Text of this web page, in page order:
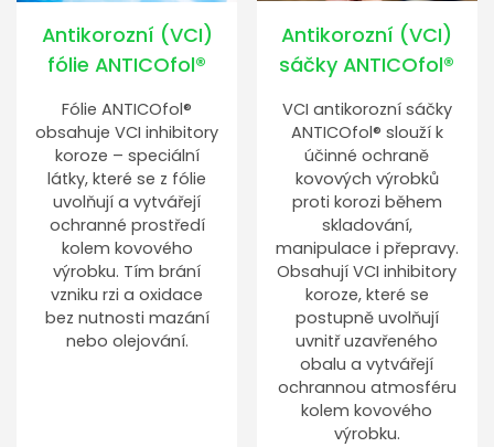
Antikorozní (VCI)
fólie ANTICOfol®
Fólie ANTICOfol®
obsahuje VCI inhibitory
koroze – speciální
látky, které se z fólie
uvolňují a vytvářejí
ochranné prostředí
kolem kovového
výrobku. Tím brání
vzniku rzi a oxidace
bez nutnosti mazání
nebo olejování.
Antikorozní (VCI)
sáčky ANTICOfol®
VCI antikorozní sáčky
ANTICOfol® slouží k
účinné ochraně
kovových výrobků
proti korozi během
skladování,
manipulace i přepravy.
Obsahují VCI inhibitory
koroze, které se
postupně uvolňují
uvnitř uzavřeného
obalu a vytvářejí
ochrannou atmosféru
kolem kovového
výrobku.